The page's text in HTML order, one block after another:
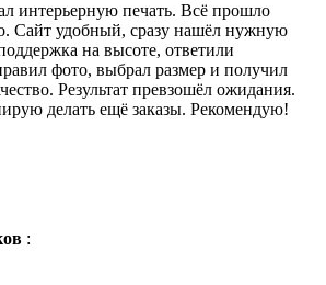
интерьерную печать. Всё прошло
Сайт удобный, сразу нашёл нужную
на высоте, ответили
фото, выбрал размер и получил
Результат превзошёл ожидания.
делать ещё заказы. Рекомендую!
: